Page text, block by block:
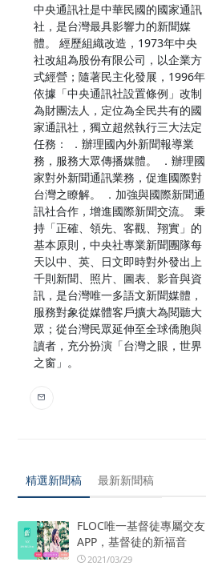
中央通訊社是中華民國的國家通訊
社，是台灣最具影響力的新聞媒
體。 經歷組織改造，1973年中央
社改組為股份有限公司，以企業方
式經營；隨著民主化發展，1996年
依據「中央通訊社設置條例」改制
為財團法人，定位為全民共有的國
家通訊社，獨立超然執行三大法定
任務： ．辦理國內外新聞報導業
務，服務大眾傳播媒體。 ．辦理國
家對外新聞通訊業務，促進國際對
台灣之瞭解。 ．加強與國際新聞通
訊社合作，增進國際新聞交流。 秉
持「正確、領先、客觀、翔實」的
基本原則，中央社專業新聞團隊每
天以中、英、日文即時對外發出上
千則新聞、照片、圖表、影音與資
訊，是台灣唯一多語文新聞媒體，
服務對象從媒體客戶擴大為閱聽大
眾；從台灣民眾延伸至全球僑胞與
讀者，充分扮演「台灣之眼，世界
之窗」。
精選新聞稿 最新新聞稿
FLOC唯一基督徒專屬交友
APP，基督徒的新福音
2021/03/29